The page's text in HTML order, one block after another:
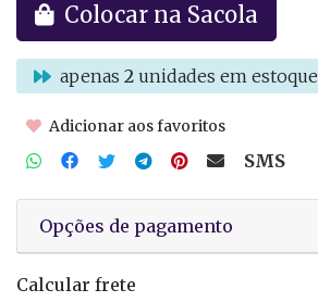
Colocar na Sacola
apenas 2 unidades em estoque
Adicionar aos favoritos
SMS
Opções de pagamento
Calcular frete